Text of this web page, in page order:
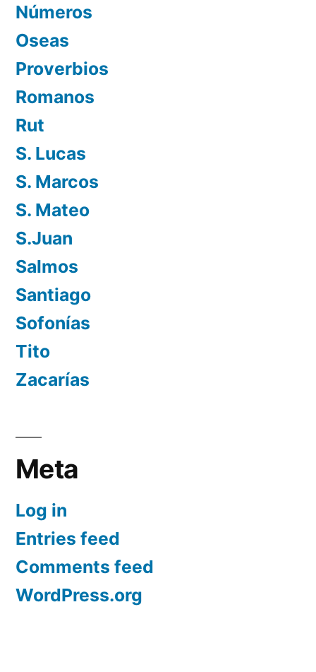
Números
Oseas
Proverbios
Romanos
Rut
S. Lucas
S. Marcos
S. Mateo
S.Juan
Salmos
Santiago
Sofonías
Tito
Zacarías
Meta
Log in
Entries feed
Comments feed
WordPress.org